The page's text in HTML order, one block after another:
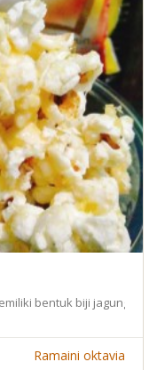
bentuk biji jagung.
Ramaini oktavia